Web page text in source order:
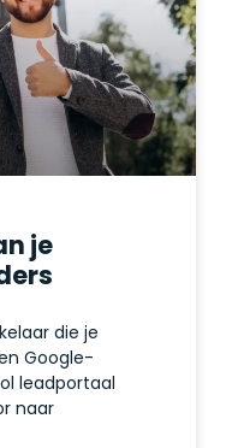
je
die je
Google-
leadportaal
naar